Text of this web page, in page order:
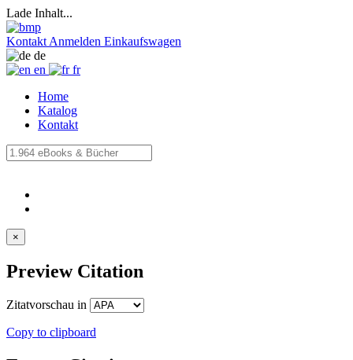
Lade Inhalt...
Kontakt Anmelden Einkaufswagen
de
en
fr
Home
Katalog
Kontakt
×
Preview Citation
Zitatvorschau in
Copy to clipboard